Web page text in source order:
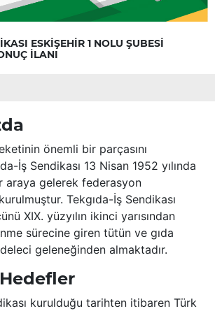
ESKİŞEHİR 1 NOLU ŞUBESİ
İLANI
önemli bir parçasını
İş Sendikası 13 Nisan 1952 yılında
araya gelerek federasyon
Tekgıda-İş Sendikası
XIX. yüzyılın ikinci yarısından
sürecine giren tütün ve gıda
geleneğinden almaktadır.
kurulduğu tarihten itibaren Türk